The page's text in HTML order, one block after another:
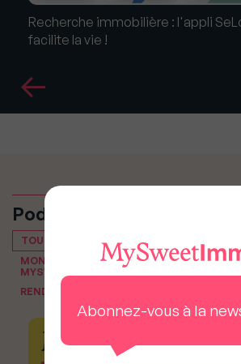
Recherche immobilière : l'appli
facilite la vie !
Podcasts
TOUT VOIR
MON PODCAST IMMO, LE PODCAST
MYSWEETIMMO
RENDEZ-VOUS DU NOTAIRE
Abonnez-vous à la